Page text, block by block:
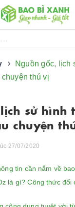
Nguồn gốc, lịch
thú vị
sử hình
chuyện
27/07/2020
tin cần nắm về
là gì? Công thức đổi